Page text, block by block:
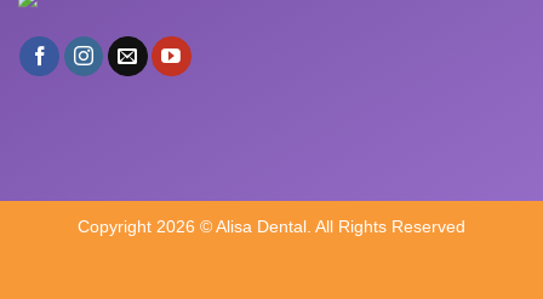
Copyright 2026 © Alisa Dental. All Rights Reserved